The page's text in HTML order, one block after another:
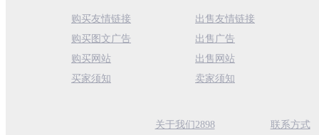
购买友情链接
购买图文广告
购买网站
买家须知
出售友情链接
出售广告
出售网站
卖家须知
关于我们2898 联系方式